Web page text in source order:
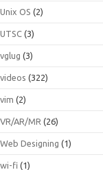
Unix OS (2)
UTSC (3)
vglug (3)
videos (322)
vim (2)
VR/AR/MR (26)
Web Designing (1)
wi-fi (1)